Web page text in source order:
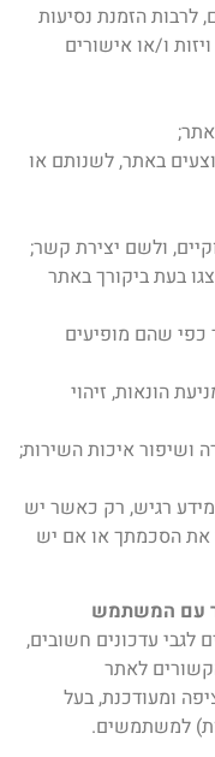
לרבות הזמנת נסיעות
ו/או אישורים
באתר, לשנותם או
ולשם יצירת קשר;
בעת ביקורך באתר
כפי שהם מופיעים
הונאות, זיהוי
ושיפור איכות השירות;
רגיש, רק כאשר יש
את הסכמתך או אם יש
עם המשתמש
עדכונים חשובים,
לאתר
ומעודכנת, בעל
למשתמשים.